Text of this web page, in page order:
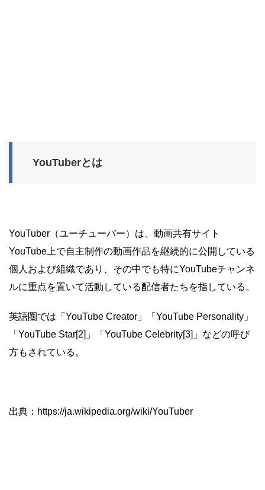
YouTuberとは
YouTuber（ユーチューバー）は、動画共有サイト
YouTube上で自主制作の動画作品を継続的に公開している
個人および組織であり、その中でも特にYouTubeチャンネ
ルに重点を置いて活動している配信者たちを指している。
英語圏では「YouTube Creator」「YouTube Personality」
「YouTube Star[2]」「YouTube Celebrity[3]」などの呼び
方もされている。
出典：https://ja.wikipedia.org/wiki/YouTuber